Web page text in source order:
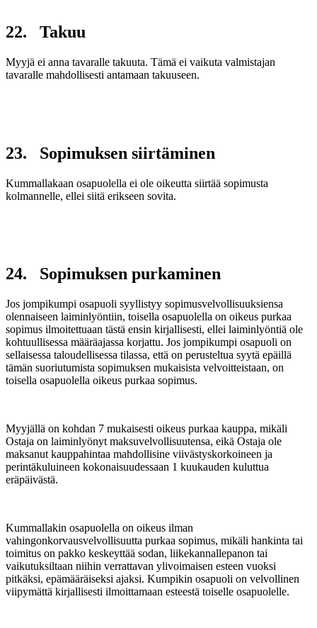
22. Takuu
Myyjä ei anna tavaralle takuuta. Tämä ei vaikuta valmistajan
tavaralle mahdollisesti antamaan takuuseen.
23. Sopimuksen siirtäminen
Kummallakaan osapuolella ei ole oikeutta siirtää sopimusta
kolmannelle, ellei siitä erikseen sovita.
24. Sopimuksen purkaminen
Jos jompikumpi osapuoli syyllistyy sopimusvelvollisuuksiensa
olennaiseen laiminlyöntiin, toisella osapuolella on oikeus purkaa
sopimus ilmoitettuaan tästä ensin kirjallisesti, ellei laiminlyöntiä ole
kohtuullisessa määräajassa korjattu. Jos jompikumpi osapuoli on
sellaisessa taloudellisessa tilassa, että on perusteltua syytä epäillä
tämän suoriutumista sopimuksen mukaisista velvoitteistaan, on
toisella osapuolella oikeus purkaa sopimus.
Myyjällä on kohdan 7 mukaisesti oikeus purkaa kauppa, mikäli
Ostaja on laiminlyönyt maksuvelvollisuutensa, eikä Ostaja ole
maksanut kauppahintaa mahdollisine viivästyskorkoineen ja
perintäkuluineen kokonaisuudessaan 1 kuukauden kuluttua
eräpäivästä.
Kummallakin osapuolella on oikeus ilman
vahingonkorvausvelvollisuutta purkaa sopimus, mikäli hankinta tai
toimitus on pakko keskeyttää sodan, liikekannallepanon tai
vaikutuksiltaan niihin verrattavan ylivoimaisen esteen vuoksi
pitkäksi, epämääräiseksi ajaksi. Kumpikin osapuoli on velvollinen
viipymättä kirjallisesti ilmoittamaan esteestä toiselle osapuolelle.